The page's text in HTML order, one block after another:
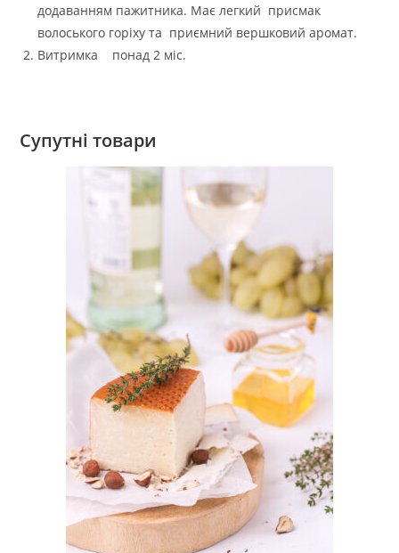
додаванням пажитника. Має легкий присмак
волоського горіху та приємний вершковий аромат.
Витримка понад 2 міс.
Супутні товари